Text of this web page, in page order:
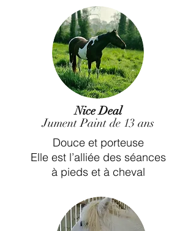
Nice Deal
Jument Paint de 13 ans
Douce et porteuse
Elle est l’alliée des séances
à pieds et à cheval